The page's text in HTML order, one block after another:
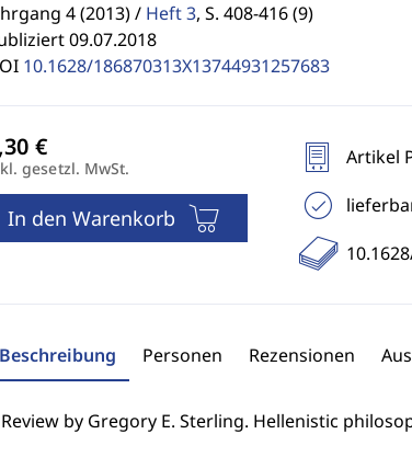
4 (2013) / Heft 3, S. 408-416 (9)
09.07.2018
10.1628/186870313X13744931257683
gesetzl. MwSt.
In den Warenkorb
Artikel
Beschreibung Personen Rezensionen
by Gregory E. Sterling. Hellenistic